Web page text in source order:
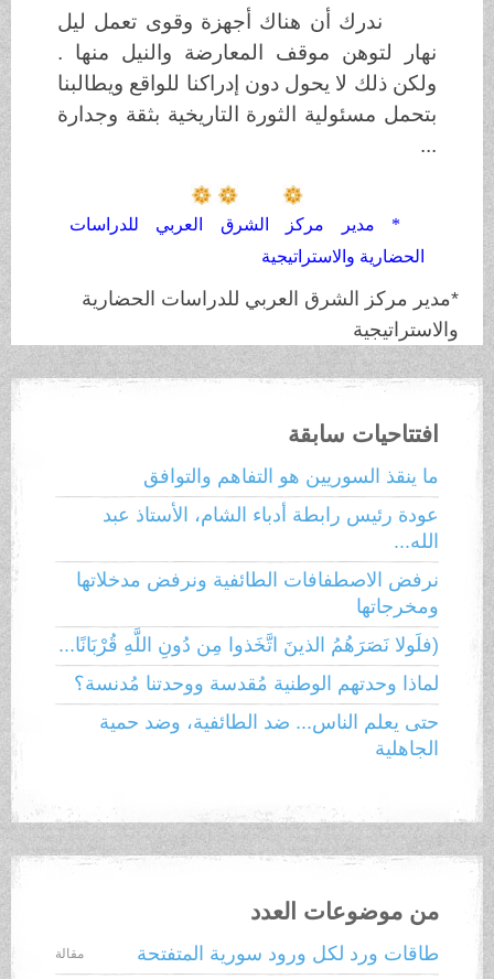
ندرك أن هناك أجهزة وقوى تعمل ليل
نهار لتوهن موقف المعارضة والنيل منها .
ولكن ذلك لا يحول دون إدراكنا للواقع ويطالبنا
بتحمل مسئولية الثورة التاريخية بثقة وجدارة
* مدير مركز الشرق العربي للدراسات
الحضارية والاستراتيجية
*مدير مركز الشرق العربي للدراسات الحضارية
والاستراتيجية
افتتاحيات سابقة
ما ينقذ السوريين هو التفاهم والتوافق
عودة رئيس رابطة أدباء الشام، الأستاذ عبد
الله...
نرفض الاصطفافات الطائفية ونرفض مدخلاتها
ومخرجاتها
(فلَولا نَصَرَهُمُ الذينَ اتَّخَذوا مِن دُونِ اللَّهِ قُرْبَانًا...
لماذا وحدتهم الوطنية مُقدسة ووحدتنا مُدنسة؟
حتى يعلم الناس... ضد الطائفية، وضد حمية
الجاهلية
من موضوعات العدد
طاقات ورد لكل ورود سورية المتفتحة مقالة